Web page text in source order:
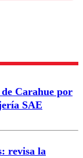
un
de Carahue por
SAE
revisa la